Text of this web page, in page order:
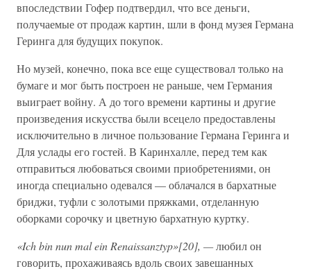
впоследствии Гофер подтвердил, что все деньги,
получаемые от продаж картин, шли в фонд музея Германа
Геринга для будущих покупок.
Но музей, конечно, пока все еще существовал только на
бумаге и мог быть построен не раньше, чем Германия
выиграет войну. А до того времени картины и другие
произведения искусства были всецело предоставлены
исключительно в личное пользование Германа Геринга и
Для услады его гостей. В Каринхалле, перед тем как
отправиться любоваться своими приобретениями, он
иногда специально одевался — облачался в бархатные
бриджи, туфли с золотыми пряжками, отделанную
оборками сорочку и цветную бархатную куртку.
«Ich bin nun mal ein Renaissanztyp»[20], —любил он
говорить, прохаживаясь вдоль своих завешанных